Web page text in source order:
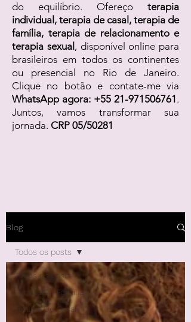
do equilíbrio. Ofereço terapia
individual, terapia de casal, terapia de
família, terapia de relacionamento e
terapia sexual , disponível online para
brasileiros em todos os continentes
ou presencial no Rio de Janeiro.
Clique no botão e contate-me via
WhatsApp agora: +55 21-971506761 .
Juntos, vamos transformar sua
jornada. CRP 05/50281
Blog
Todos os posts
Terapia De Família
Terapia De Casal
Todos os posts